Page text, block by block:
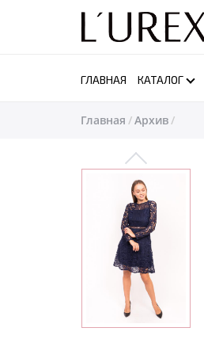
ГЛАВНАЯ КАТАЛОГ
Главная Архив